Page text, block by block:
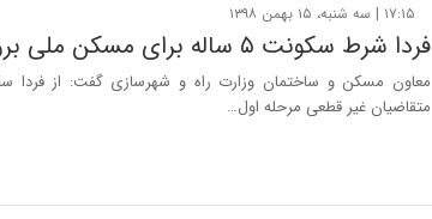
۱۷:۱۵ | سه شنبه، ۱۵ بهمن ۱۳۹۸
فردا شرط سکونت ۵ ساله برای مسکن ملی بررسی می‌شود
معاون مسکن و ساختمان وزارت راه و شهرسازی گفت: از فردا
متقاضیان غیر قطعی مرحله اول…